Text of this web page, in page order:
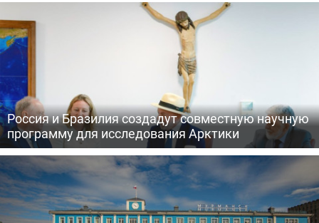
Россия и Бразилия создадут совместную научную
программу для исследования Арктики